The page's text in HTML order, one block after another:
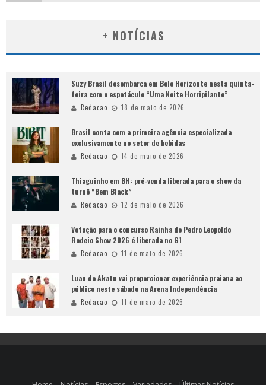
+ NOTÍCIAS
Suzy Brasil desembarca em Belo Horizonte nesta quinta-
feira com o espetáculo “Uma Noite Horripilante”
Redacao 18 de maio de 2026
Brasil conta com a primeira agência especializada
exclusivamente no setor de bebidas
Redacao 14 de maio de 2026
Thiaguinho em BH: pré-venda liberada para o show da
turnê “Bem Black”
Redacao 12 de maio de 2026
Votação para o concurso Rainha do Pedro Leopoldo
Rodeio Show 2026 é liberada no G1
Redacao 11 de maio de 2026
Luau do Akatu vai proporcionar experiência praiana ao
público neste sábado na Arena Independência
Redacao 11 de maio de 2026